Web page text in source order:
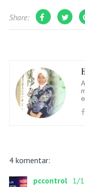
Share:
4 komentar:
pccontrol 1/